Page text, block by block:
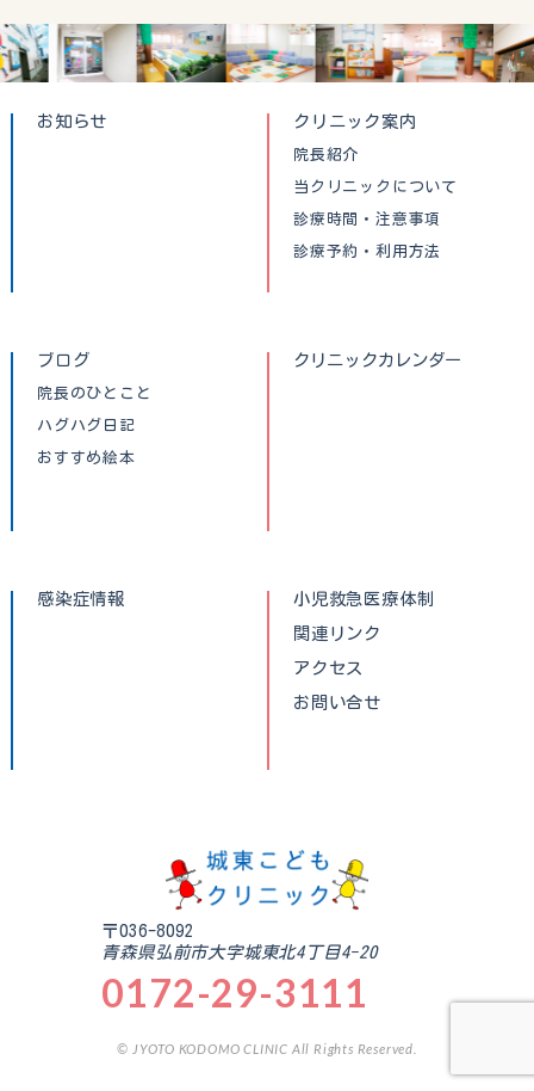
お知らせ クリニック案内
院長紹介
当クリニックについて
診療時間・注意事項
診療予約・利用方法
ブログ
院長のひとこと
ハグハグ日記
おすすめ絵本
クリニックカレンダー
感染症情報
小児救急医療体制
関連リンク
アクセス
お問い合せ
〒036-8092
青森県弘前市大字城東北4丁目4-20
0172-29-3111
© JYOTO KODOMO CLINIC All Rights Reserved.